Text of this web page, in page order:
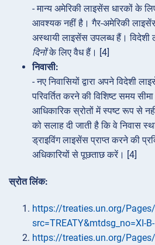
- मान्य अमेरिकी लाइसेंस धारकों के
आवश्यक नहीं है। गैर-अमेरिकी
अस्थायी लाइसेंस उपलब्ध हैं।
दिनोंके लिए वैध हैं। [4]
निवासी:
- नए निवासियों द्वारा अपने विदेशी
परिवर्तित करने की विशिष्ट समय
आधिकारिक स्रोतों में स्पष्ट रूप से
को सलाह दी जाती है कि वे निवास
ड्राइविंग लाइसेंस प्राप्त करने की
अधिकारियों से पूछताछ करें। [4]
स्रोत लिंक:
https://treaties.un.org/
src=TREATY&mtdsg_no=XI-
https://treaties.un.org/